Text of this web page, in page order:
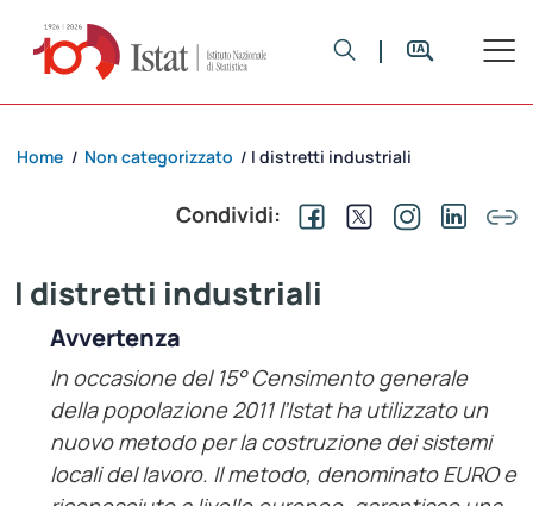
Home / Non categorizzato / I distretti industriali
Condividi:
I distretti industriali
Avvertenza
In occasione del 15° Censimento generale
della popolazione 2011 l’Istat ha utilizzato un
nuovo metodo per la costruzione dei sistemi
locali del lavoro. Il metodo, denominato EURO e